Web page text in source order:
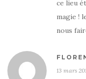
ce lieu
magie !
nous
13 mars